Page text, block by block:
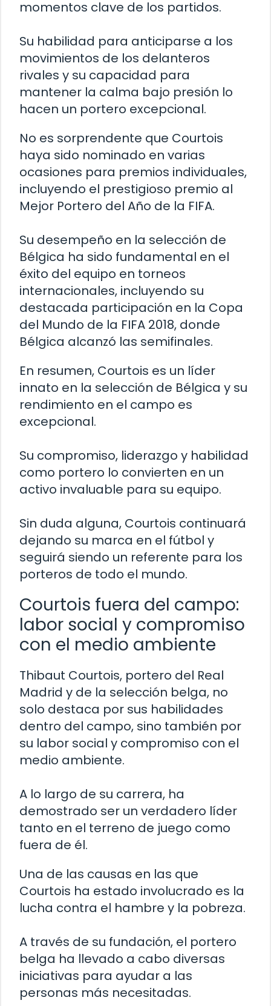
momentos clave de los partidos.
Su habilidad para anticiparse a los
movimientos de los delanteros
rivales y su capacidad para
mantener la calma bajo presión lo
hacen un portero excepcional.
No es sorprendente que Courtois
haya sido nominado en varias
ocasiones para premios individuales,
incluyendo el prestigioso premio al
Mejor Portero del Año de la FIFA.
Su desempeño en la selección de
Bélgica ha sido fundamental en el
éxito del equipo en torneos
internacionales, incluyendo su
destacada participación en la Copa
del Mundo de la FIFA 2018, donde
Bélgica alcanzó las semifinales.
En resumen, Courtois es un líder
innato en la selección de Bélgica y su
rendimiento en el campo es
excepcional.
Su compromiso, liderazgo y habilidad
como portero lo convierten en un
activo invaluable para su equipo.
Sin duda alguna, Courtois continuará
dejando su marca en el fútbol y
seguirá siendo un referente para los
porteros de todo el mundo.
Courtois fuera del campo:
labor social y compromiso
con el medio ambiente
Thibaut Courtois, portero del Real
Madrid y de la selección belga, no
solo destaca por sus habilidades
dentro del campo, sino también por
su labor social y compromiso con el
medio ambiente.
A lo largo de su carrera, ha
demostrado ser un verdadero líder
tanto en el terreno de juego como
fuera de él.
Una de las causas en las que
Courtois ha estado involucrado es la
lucha contra el hambre y la pobreza.
A través de su fundación, el portero
belga ha llevado a cabo diversas
iniciativas para ayudar a las
personas más necesitadas.